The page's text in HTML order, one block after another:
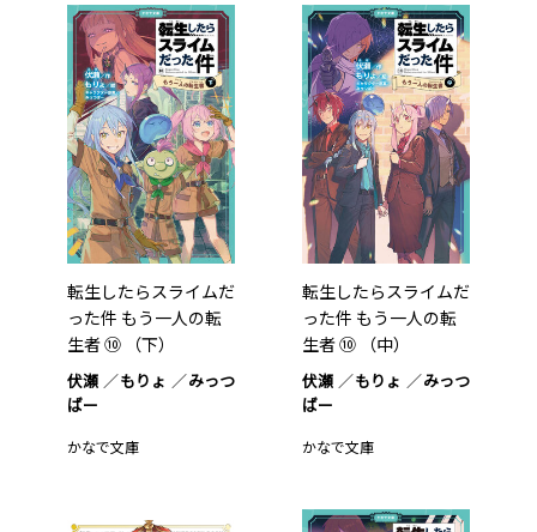
転生したらスライムだ
った件 もう一人の転
生者 ⑩ （下）
伏瀬 もりょ
みっつ
ばー
かなで文庫
転生したらスライムだ
った件 もう一人の転
生者 ⑩ （中）
伏瀬 もりょ
みっつ
ばー
かなで文庫